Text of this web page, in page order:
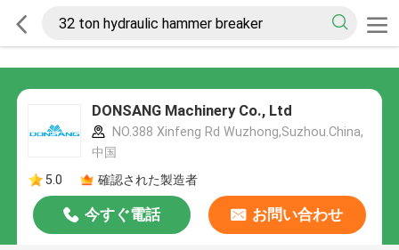
DONSANG Machinery Co., Ltd
NO.388 Xinfeng Rd Wuzhong,Suzhou.China,
中国
5.0
確認された製造者
今すぐ電話 お問い合わせ